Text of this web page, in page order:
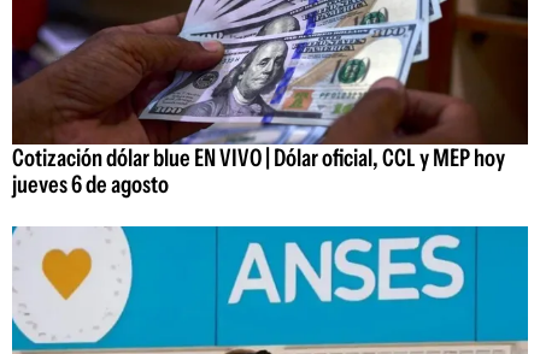
Cotización dólar blue EN VIVO | Dólar oficial, CCL y MEP hoy
jueves 6 de agosto